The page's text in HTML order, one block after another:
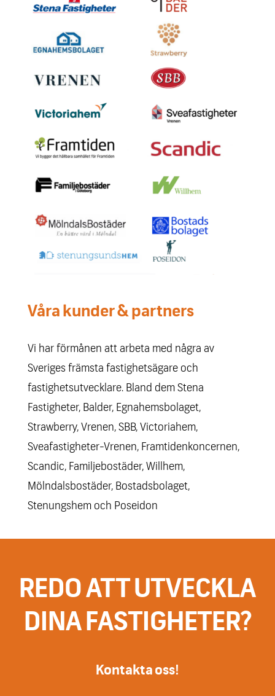
Våra kunder & partners
Vi har förmånen att arbeta med några av
Sveriges främsta fastighetsägare och
fastighetsutvecklare. Bland dem Stena
Fastigheter, Balder, Egnahemsbolaget,
Strawberry, Vrenen, SBB, Victoriahem,
Sveafastigheter-Vrenen, Framtidenkoncernen,
Scandic, Familjebostäder, Willhem,
Mölndalsbostäder, Bostadsbolaget,
Stenungshem och Poseidon
REDO ATT UTVECKLA
DINA FASTIGHETER?
Kontakta oss!